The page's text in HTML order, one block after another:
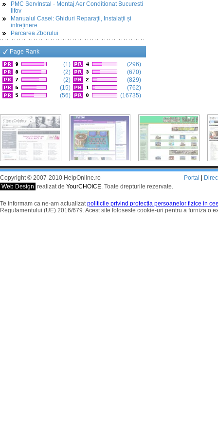
PMC ServInstal - Montaj Aer Conditionat Bucuresti
Ilfov
Manualul Casei: Ghiduri Reparații, Instalații și
intreținere
Parcarea Zborului
Page Rank
(1)
(2)
(2)
(15)
(56)
(296)
(670)
(829)
(762)
(16735)
Copyright © 2007-2010 HelpOnline.ro
Web Design realizat de YourCHOICE. Toate drepturile rezervate.
Portal
Te informam ca ne-am actualizatpoliticile privind protectia persoanelor fizice in
Regulamentului (UE) 2016/679. Acest site foloseste cookie-uri pentru a furniza o